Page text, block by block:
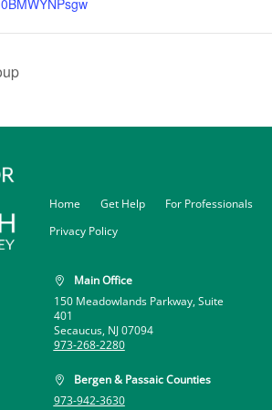
Home Get Help For Professionals
Privacy Policy

Main Office
150 Meadowlands Parkway, Suite
401
Secaucus, NJ 07094
973-268-2280

Bergen & Passaic Counties
973-942-3630